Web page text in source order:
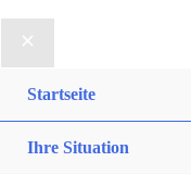
Startseite
Ihre Situation